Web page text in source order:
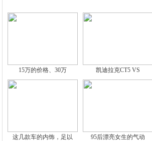
15万的价格、30万 凯迪拉克CT5 VS
这几款车的内饰，足以 95后漂亮女生的气动